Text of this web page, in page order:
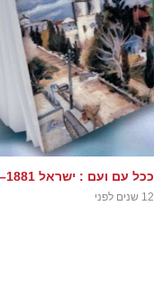
ככל עם ועם : ישראל 1881–2000
12 שנים לפני